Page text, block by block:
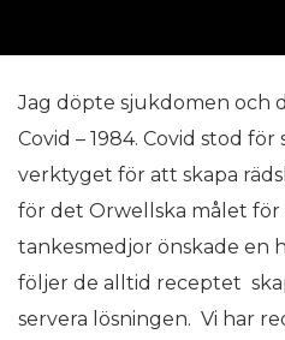
Jag döpte sjukdomen och
Covid – 1984. Covid stod
verktyget för att skapa
för det Orwellska målet för
tankesmedjor önskade en
följer de alltid receptet
servera lösningen. Vi har